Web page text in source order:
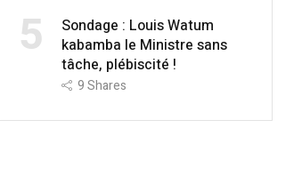
5
Sondage : Louis Watum
kabamba le Ministre sans
tâche, plébiscité !
9Shares